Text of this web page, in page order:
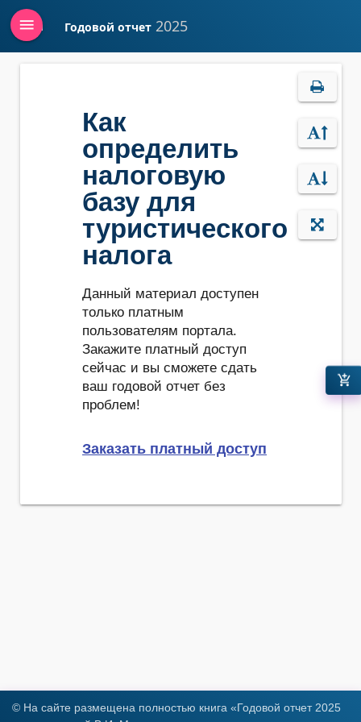
Войти Годовой отчет 2025
menu
Как
определить
налоговую
базу для
туристического
налога
Данный материал доступен
только платным
пользователям портала.
Закажите платный доступ
сейчас и вы сможете сдать
ваш годовой отчет без
проблем!
Заказать платный доступ
add_shopping_cart
© На сайте размещена полностью книга «Годовой отчет 2025